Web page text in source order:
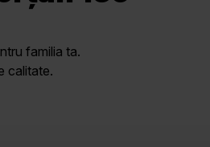
familia ta.
calitate.